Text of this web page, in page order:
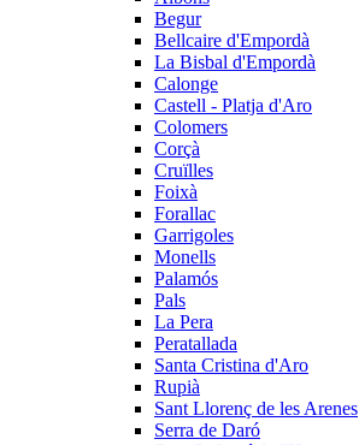
Begur
Bellcaire d'Empordà
La Bisbal d'Empordà
Calonge
Castell - Platja d'Aro
Colomers
Corçà
Cruïlles
Foixà
Forallac
Garrigoles
Monells
Palamós
Pals
La Pera
Peratallada
Santa Cristina d'Aro
Rupià
Sant Llorenç de les Arenes
Serra de Daró